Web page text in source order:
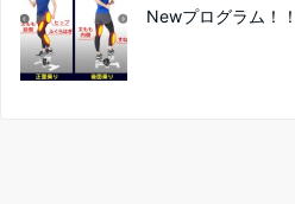
Newプログラム！！